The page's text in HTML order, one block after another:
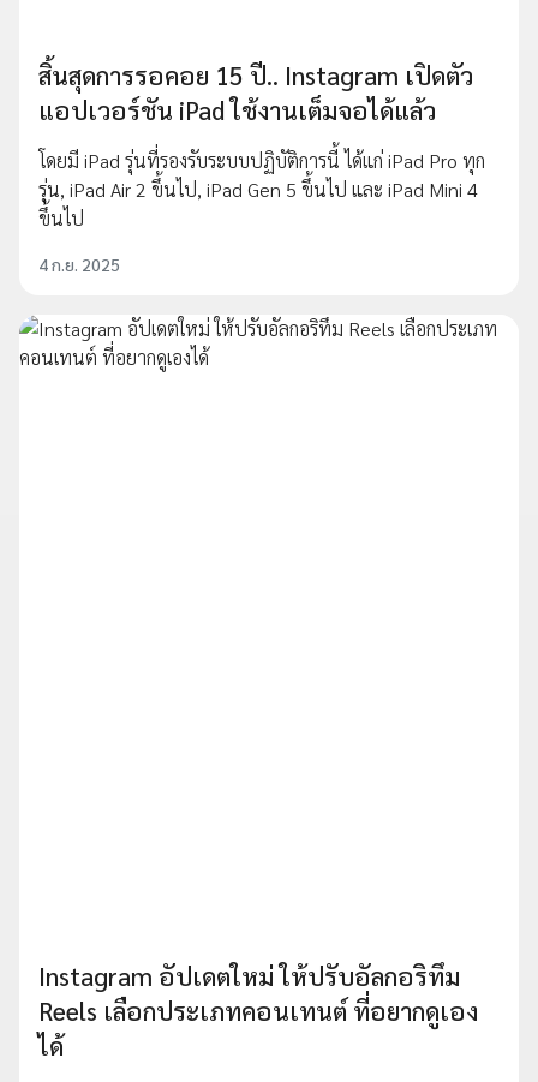
สิ้นสุดการรอคอย 15 ปี.. Instagram เปิดตัว
แอปเวอร์ชัน iPad ใช้งานเต็มจอได้แล้ว
โดยมี iPad รุ่นที่รองรับระบบปฏิบัติการนี้ ได้แก่ iPad Pro ทุก
รุ่น, iPad Air 2 ขึ้นไป, iPad Gen 5 ขึ้นไป และ iPad Mini 4
ขึ้นไป
4 ก.ย. 2025
Instagram อัปเดตใหม่ ให้ปรับอัลกอริทึม
Reels เลือกประเภทคอนเทนต์ ที่อยากดูเอง
ได้